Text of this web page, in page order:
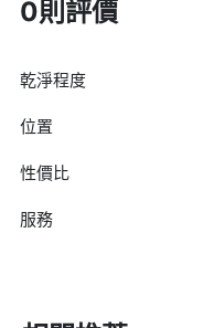
0則評價
乾淨程度
位置
性價比
服務